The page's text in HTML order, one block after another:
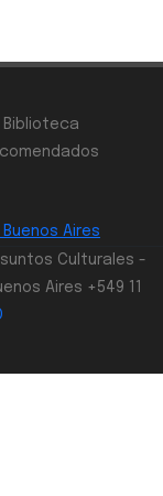
Biblioteca
Culturales -
Aires +549 11